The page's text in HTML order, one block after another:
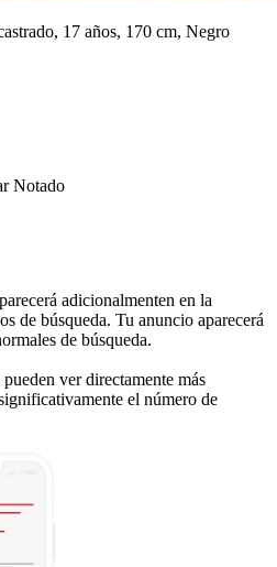
17 años, 170 cm, Negro
Notado
adicionalmenten en la
de búsqueda. Tu anuncio aparecerá
de búsqueda.
ver directamente más
el número de